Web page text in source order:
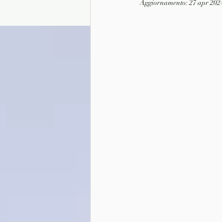
Aggiornamento:27 apr